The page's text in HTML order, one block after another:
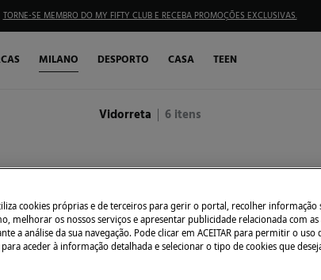
TORNE-SE MEMBRO DO MY FIFTY CLUB E RECEBA PROMOÇÕES EXCLUSIVAS.
MILANO DESPORTO CASA TEEN
Vidorreta 6 itens
cookies próprias e de terceiros para gerir o portal, recolher informação
melhorar os nossos serviços e apresentar publicidade relacionada com as
a análise da sua navegação. Pode clicar em ACEITAR para permitir o uso
aceder à informação detalhada e selecionar o tipo de cookies que